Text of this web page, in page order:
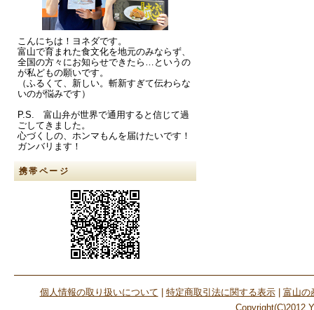
こんにちは！ヨネダです。
富山で育まれた食文化を地元のみならず、
全国の方々にお知らせできたら…というの
が私どもの願いです。
（ふるくて、新しい。斬新すぎて伝わらな
いのが悩みです）
P.S. 富山弁が世界で通用すると信じて過
ごしてきました。
心づくしの、ホンマもんを届けたいです！
ガンバリます！
携帯ページ
個人情報の取り扱いについて 特定商取引法に関する表示| 富山の
Copyright(C)2012